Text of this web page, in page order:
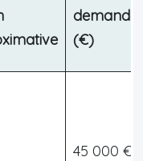
demandé
(€)
45 000 €